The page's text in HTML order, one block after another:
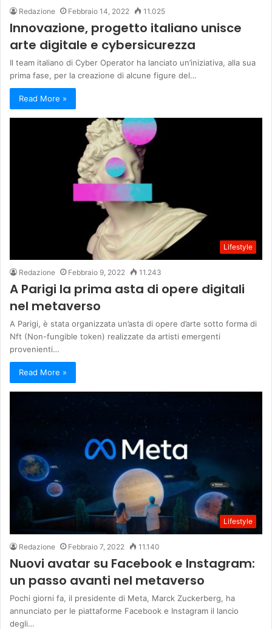
Redazione Febbraio 14, 2022 11.025
Innovazione, progetto italiano unisce
arte digitale e cybersicurezza
Il team italiano di Cyber Operator ha lanciato un’iniziativa, alla sua
prima fase, per la creazione di alcune figure del…
Read More »
Lifestyle
Redazione Febbraio 9, 2022 11.243
A Parigi la prima asta di opere digitali
nel metaverso
A Parigi, è stata organizzata un’asta di opere d’arte sotto forma di
Nft (Non-fungible token) realizzate da artisti emergenti
provenienti…
Read More »
Lifestyle
Redazione Febbraio 7, 2022 11.140
Nuovi avatar su Facebook e Instagram:
un passo avanti nel metaverso
Pochi giorni fa, il presidente di Meta, Marck Zuckerberg, ha
annunciato per le piattaforme Facebook e Instagram il lancio
degli…